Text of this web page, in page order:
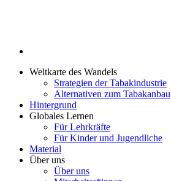
Weltkarte des Wandels
Strategien der Tabakindustrie
Alternativen zum Tabakanbau
Hintergrund
Globales Lernen
Für Lehrkräfte
Für Kinder und Jugendliche
Material
Über uns
Über uns